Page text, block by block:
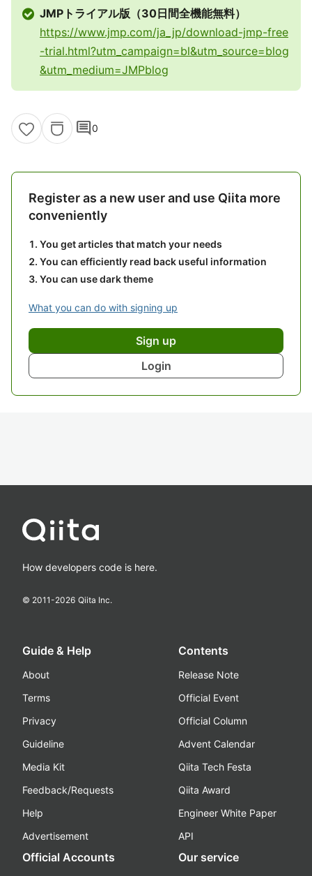
JMPトライアル版（30日間全機能無料）
https://www.jmp.com/ja_jp/download-jmp-free
-trial.html?utm_campaign=bl&utm_source=blog
&utm_medium=JMPblog
comment0
Register as a new user and use Qiita more
conveniently
You get articles that match your needs
You can efficiently read back useful information
You can use dark theme
What you can do with signing up
Sign up
Login
How developers code is here.
© 2011-2026 Qiita Inc.
Guide & Help
About
Terms
Privacy
Guideline
Media Kit
Feedback/Requests
Help
Advertisement
Contents
Release Note
Official Event
Official Column
Advent Calendar
Qiita Tech Festa
Qiita Award
Engineer White Paper
API
Official Accounts Our service